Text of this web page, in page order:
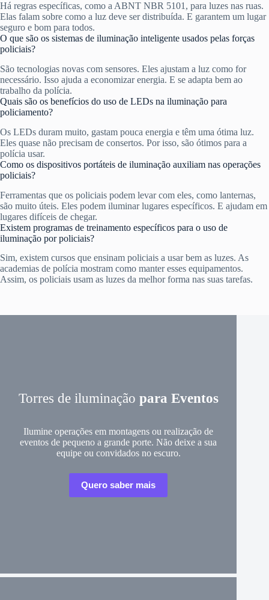
Há regras específicas, como a ABNT NBR 5101, para luzes nas ruas.
Elas falam sobre como a luz deve ser distribuída. E garantem um lugar
seguro e bom para todos.
O que são os sistemas de iluminação inteligente usados pelas forças
policiais?
São tecnologias novas com sensores. Eles ajustam a luz como for
necessário. Isso ajuda a economizar energia. E se adapta bem ao
trabalho da polícia.
Quais são os benefícios do uso de LEDs na iluminação para
policiamento?
Os LEDs duram muito, gastam pouca energia e têm uma ótima luz.
Eles quase não precisam de consertos. Por isso, são ótimos para a
polícia usar.
Como os dispositivos portáteis de iluminação auxiliam nas operações
policiais?
Ferramentas que os policiais podem levar com eles, como lanternas,
são muito úteis. Eles podem iluminar lugares específicos. E ajudam em
lugares difíceis de chegar.
Existem programas de treinamento específicos para o uso de
iluminação por policiais?
Sim, existem cursos que ensinam policiais a usar bem as luzes. As
academias de polícia mostram como manter esses equipamentos.
Assim, os policiais usam as luzes da melhor forma nas suas tarefas.
Torres de iluminação para Eventos
Ilumine operações em montagens ou realização de
eventos de pequeno a grande porte. Não deixe a sua
equipe ou convidados no escuro.
Quero saber mais